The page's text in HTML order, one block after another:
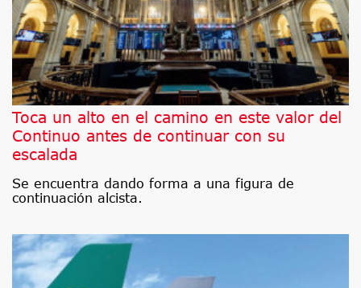
Toca un alto en el camino en este valor del
Continuo antes de continuar con su
escalada
Se encuentra dando forma a una figura de
continuación alcista.